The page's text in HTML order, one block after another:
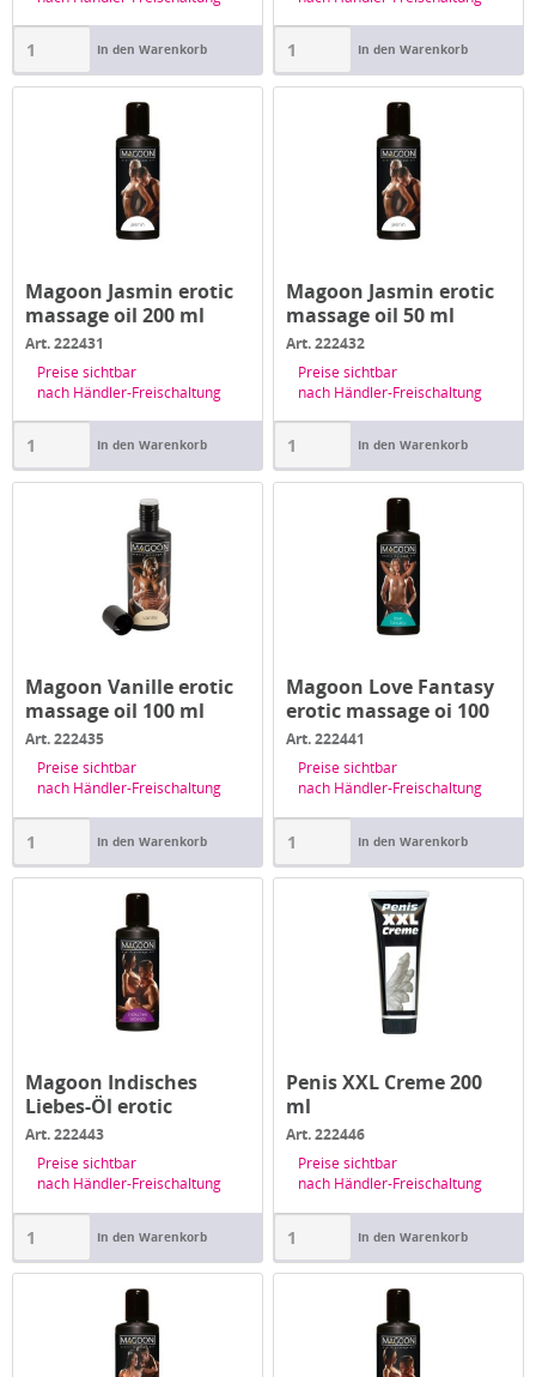
In den Warenkorb In den Warenkorb
Magoon Jasmin erotic
massage oil 200 ml
Art. 222431
Preise sichtbar
nach Händler-Freischaltung
In den Warenkorb
Magoon Jasmin erotic
massage oil 50 ml
Art. 222432
Preise sichtbar
nach Händler-Freischaltung
In den Warenkorb
Magoon Vanille erotic
massage oil 100 ml
Art. 222435
Preise sichtbar
nach Händler-Freischaltung
In den Warenkorb
Magoon Love Fantasy
erotic massage oi 100
ml
Art. 222441
Preise sichtbar
nach Händler-Freischaltung
In den Warenkorb
Magoon Indisches
Liebes-Öl erotic
massage oi 50 ml
Art. 222443
Preise sichtbar
nach Händler-Freischaltung
In den Warenkorb
Penis XXL Creme 200
ml
Art. 222446
Preise sichtbar
nach Händler-Freischaltung
In den Warenkorb